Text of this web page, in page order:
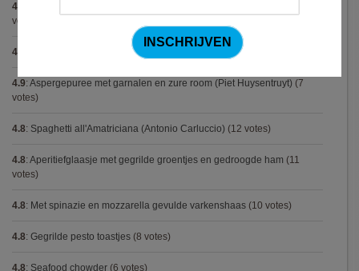
4.9
votes)
4.9 (8 votes)
4.9: Aspergepuree met garnalen en zure room (Piet Huysentruyt) (7
votes)
4.8: Spaghetti all'Amatriciana (Antonio Carluccio) (12 votes)
4.8: Aperitiefglaasje met gegrilde groentjes en gedroogde ham (11
votes)
4.8: Met spinazie en mozzarella gevulde varkenshaas (10 votes)
4.8: Gegrilde pesto toastjes (8 votes)
4.8: Seafood chowder (6 votes)